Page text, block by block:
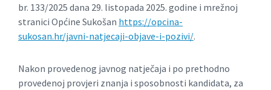
br. 133/2025 dana 29. listopada 2025. godine i mrežnoj
stranici Općine Sukošan https://opcina-
sukosan.hr/javni-natjecaji-objave-i-pozivi/.
Nakon provedenog javnog natječaja i po prethodno
provedenoj provjeri znanja i sposobnosti kandidata, za